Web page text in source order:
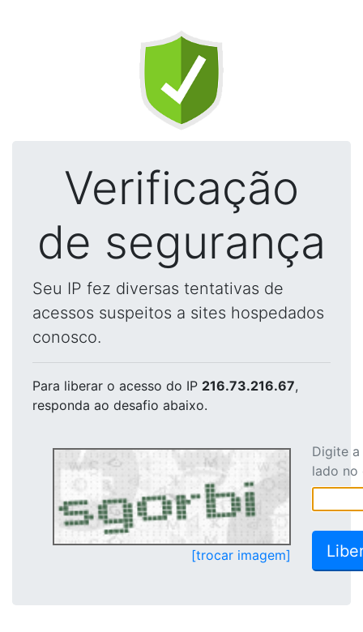
Verificação
de segurança
Seu IP fez diversas tentativas de
acessos suspeitos a sites hospedados
conosco.
Para liberar o acesso do IP 216.73.216.67,
responda ao desafio abaixo.
[trocar imagem]
Digite
lado no